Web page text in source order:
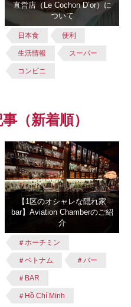
直営店（Le Cochon D’or）に
ついて
日本食 便利
生活情報 スーパー
コンビニ
（新着順）
【1区のオシャレな隠れ家
bar】Aviation Chamberのご紹
介
＃ホーチミン
＃ベトナム ＃バー
＃BAR
＃Hồ Chí Minh